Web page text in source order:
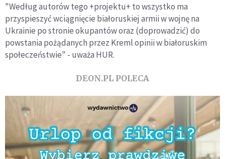
"Według autorów tego +projektu+ to wszystko ma
przyspieszyć wciągnięcie białoruskiej armii w wojnę na
Ukrainie po stronie okupantów oraz (doprowadzić) do
powstania pożądanych przez Kreml opinii w białoruskim
społeczeństwie" - uważa HUR.
DEON.PL POLECA